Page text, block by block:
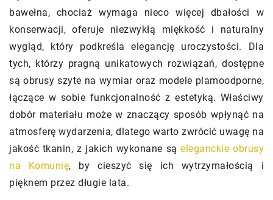
bawełna, chociaż wymaga nieco więcej dbałości w
konserwacji, oferuje niezwykłą miękkość i naturalny
wygląd, który podkreśla elegancję uroczystości. Dla
tych, którzy pragną unikatowych rozwiązań, dostępne
są obrusy szyte na wymiar oraz modele plamoodporne,
łączące w sobie funkcjonalność z estetyką. Właściwy
dobór materiału może w znaczący sposób wpłynąć na
atmosferę wydarzenia, dlatego warto zwrócić uwagę na
jakość tkanin, z jakich wykonane sąeleganckie obrusy
na Komunię, by cieszyć się ich wytrzymałością i
pięknem przez długie lata.